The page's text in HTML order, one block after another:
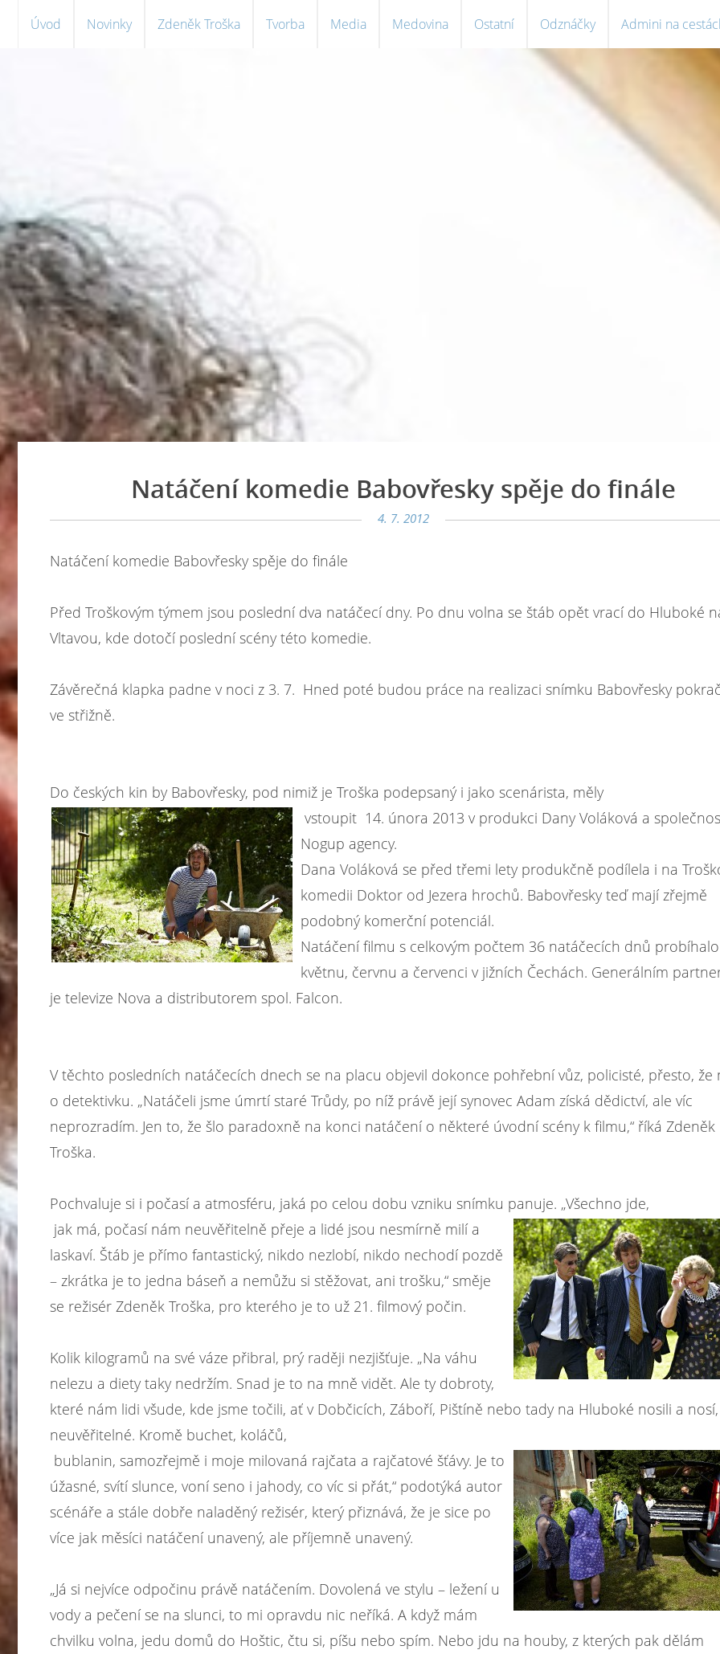
Úvod Novinky Zdeněk Troška Tvorba Media Medovina Ostatní Odznáčky Admini na
Natáčení komedie Babovřesky spěje do finále
4. 7. 2012
Natáčení komedie Babovřesky spěje do finále
Před Troškovým týmem jsou poslední dva natáčecí dny. Po dnu volna se štáb opět vrací do Hluboké
Vltavou, kde dotočí poslední scény této komedie.
Závěrečná klapka padne v noci z 3. 7. Hned poté budou práce na realizaci snímku Babovřesky
ve střižně.
Do českých kin by Babovřesky, pod nimiž je Troška podepsaný i jako scenárista, měly
vstoupit 14. února 2013 v produkci Dany Voláková a
Nogup agency.
Dana Voláková se před třemi lety produkčně podílela i na
komedii Doktor od Jezera hrochů. Babovřesky teď mají zřejmě
podobný komerční potenciál.
Natáčení filmu s celkovým počtem 36 natáčecích dnů
květnu, červnu a červenci v jižních Čechách. Generálním
je televize Nova a distributorem spol. Falcon.
V těchto posledních natáčecích dnech se na placu objevil dokonce pohřební vůz, policisté, přesto, že
o detektivku. „Natáčeli jsme úmrtí staré Trůdy, po níž právě její synovec Adam získá dědictví, ale víc
neprozradím. Jen to, že šlo paradoxně na konci natáčení o některé úvodní scény k filmu,“ říká Zdeněk
Troška.
Pochvaluje si i počasí a atmosféru, jaká po celou dobu vzniku snímku panuje. „Všechno jde,
jak má, počasí nám neuvěřitelně přeje a lidé jsou nesmírně milí a
laskaví. Štáb je přímo fantastický, nikdo nezlobí, nikdo nechodí pozdě
– zkrátka je to jedna báseň a nemůžu si stěžovat, ani trošku,“ směje
se režisér Zdeněk Troška, pro kterého je to už 21. filmový počin.
Kolik kilogramů na své váze přibral, prý raději nezjišťuje. „Na váhu
nelezu a diety taky nedržím. Snad je to na mně vidět. Ale ty dobroty,
které nám lidi všude, kde jsme točili, ať v Dobčicích, Záboří, Pištíně nebo tady na Hluboké nosili a
neuvěřitelné. Kromě buchet, koláčů,
bublanin, samozřejmě i moje milovaná rajčata a rajčatové šťávy. Je to
úžasné, svítí slunce, voní seno i jahody, co víc si přát,“ podotýká autor
scénáře a stále dobře naladěný režisér, který přiznává, že je sice po
více jak měsíci natáčení unavený, ale příjemně unavený.
„Já si nejvíce odpočinu právě natáčením. Dovolená ve stylu – ležení u
vody a pečení se na slunci, to mi opravdu nic neříká. A když mám
chvilku volna, jedu domů do Hoštic, čtu si, píšu nebo spím. Nebo jdu na houby, z kterých pak dělám